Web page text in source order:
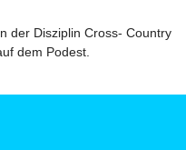
der Disziplin Cross- Country
dem Podest.